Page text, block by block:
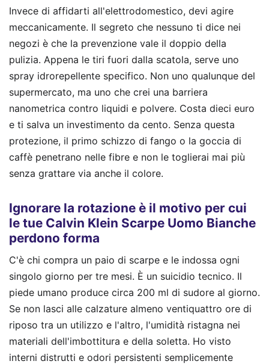
Invece di affidarti all'elettrodomestico, devi agire
meccanicamente. Il segreto che nessuno ti dice nei
negozi è che la prevenzione vale il doppio della
pulizia. Appena le tiri fuori dalla scatola, serve uno
spray idrorepellente specifico. Non uno qualunque del
supermercato, ma uno che crei una barriera
nanometrica contro liquidi e polvere. Costa dieci euro
e ti salva un investimento da cento. Senza questa
protezione, il primo schizzo di fango o la goccia di
caffè penetrano nelle fibre e non le toglierai mai più
senza grattare via anche il colore.
Ignorare la rotazione è il motivo per cui
le tue Calvin Klein Scarpe Uomo Bianche
perdono forma
C'è chi compra un paio di scarpe e le indossa ogni
singolo giorno per tre mesi. È un suicidio tecnico. Il
piede umano produce circa 200 ml di sudore al giorno.
Se non lasci alle calzature almeno ventiquattro ore di
riposo tra un utilizzo e l'altro, l'umidità ristagna nei
materiali dell'imbottitura e della soletta. Ho visto
interni distrutti e odori persistenti semplicemente